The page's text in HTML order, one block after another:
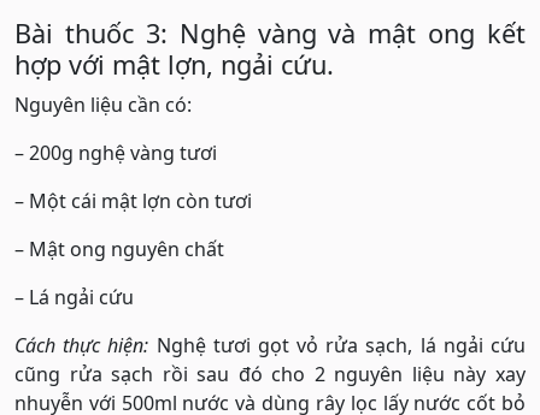
Bài thuốc 3: Nghệ vàng và mật ong kết
hợp với mật lợn, ngải cứu.
Nguyên liệu cần có:
– 200g nghệ vàng tươi
– Một cái mật lợn còn tươi
– Mật ong nguyên chất
– Lá ngải cứu
Cách thực hiện: Nghệ tươi gọt vỏ rửa sạch, lá ngải cứu
cũng rửa sạch rồi sau đó cho 2 nguyên liệu này xay
nhuyễn với 500ml nước và dùng rây lọc lấy nước cốt bỏ